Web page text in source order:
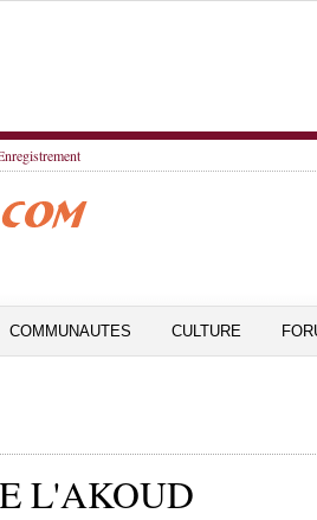
COMMUNAUTES CULTURE
L'AKOUD